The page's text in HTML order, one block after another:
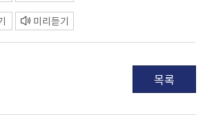
미리듣기
목록